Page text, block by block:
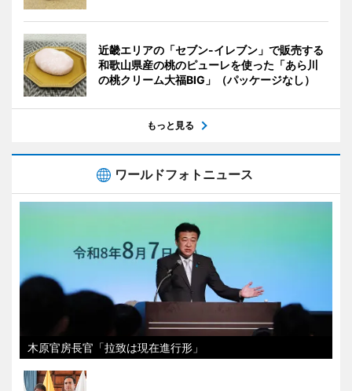
近畿エリアの「セブン-イレブン」で販売する
和歌山県産の桃のピューレを使った「あら川
の桃クリーム大福BIG」（パッケージなし）
もっと見る
ワールドフォトニュース
木原官房長官「拉致は現在進行形」